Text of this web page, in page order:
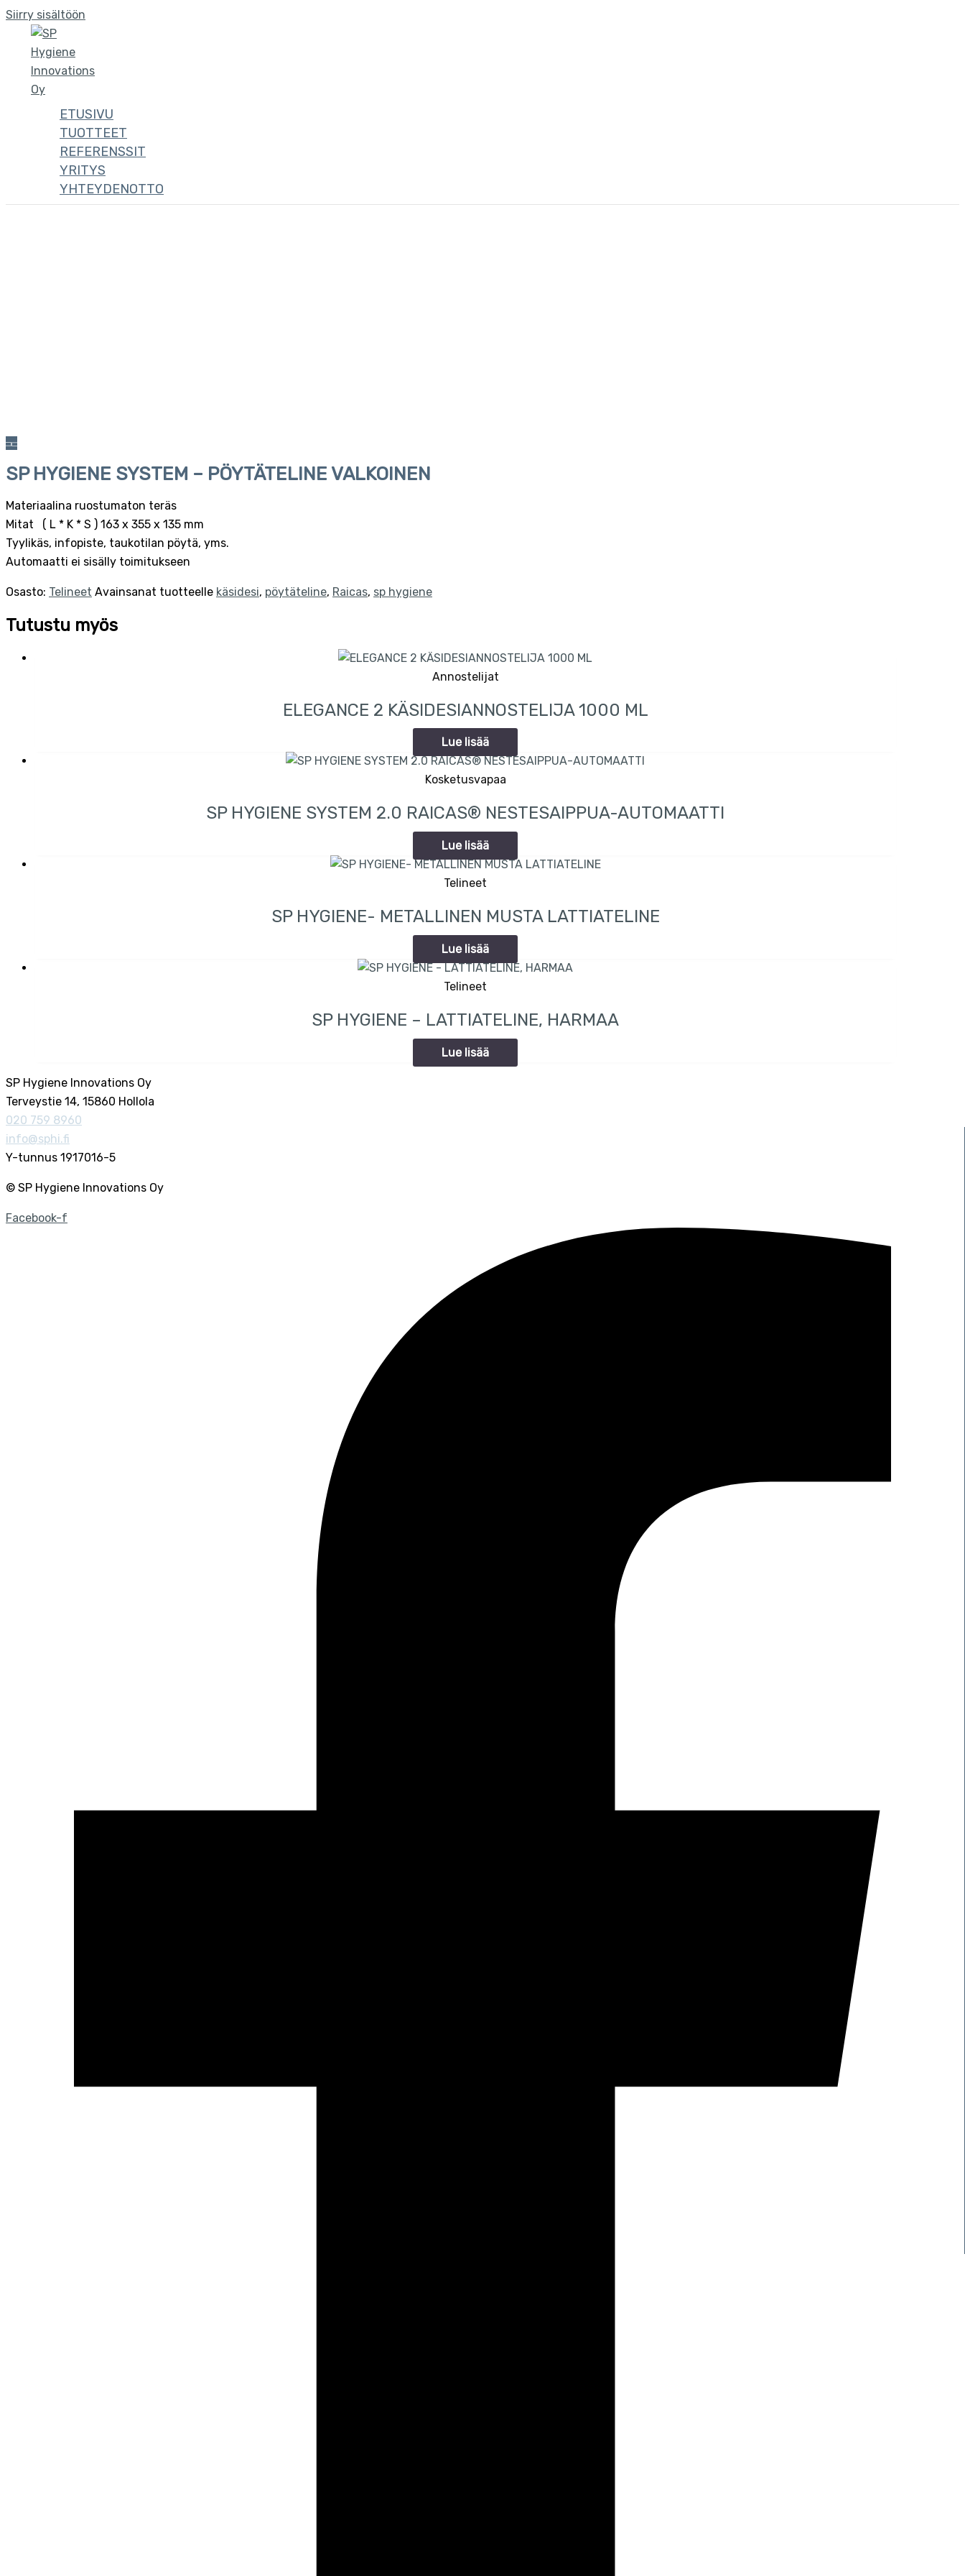
Siirry sisältöön
ETUSIVU
TUOTTEET
REFERENSSIT
YRITYS
YHTEYDENOTTO
SP HYGIENE SYSTEM – PÖYTÄTELINE VALKOINEN
Materiaalina ruostumaton teräs
Mitat ( L * K * S ) 163 x 355 x 135 mm
Tyylikäs, infopiste, taukotilan pöytä, yms.
Automaatti ei sisälly toimitukseen
Osasto: Telineet Avainsanat tuotteelle käsidesi, pöytäteline, Raicas, sp hygiene
Tutustu myös
Annostelijat
ELEGANCE 2 KÄSIDESIANNOSTELIJA 1000 ML
Lue lisää
Kosketusvapaa
SP HYGIENE SYSTEM 2.0 RAICAS® NESTESAIPPUA-AUTOMAATTI
Lue lisää
Telineet
SP HYGIENE- METALLINEN MUSTA LATTIATELINE
Lue lisää
Telineet
SP HYGIENE – LATTIATELINE, HARMAA
Lue lisää
SP Hygiene Innovations Oy
Terveystie 14, 15860 Hollola
020 759 8960
info@sphi.fi
Y-tunnus 1917016-5
© SP Hygiene Innovations Oy
Facebook-f